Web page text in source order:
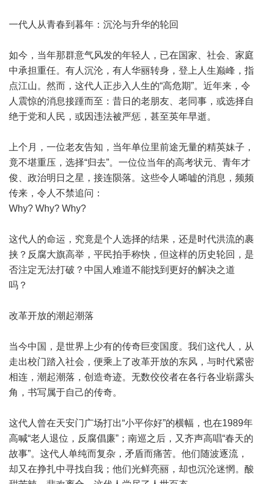
一代人从青春到暮年：沉沦与升华的轮回
如今，当年那群意气风发的年轻人，已在国家、社会、家庭
中承担重任。有人沉沦，有人华丽转身，登上人生巅峰，指
点江山。然而，这代人正步入人生的“高危期”。近年来，令
人震惊的消息接踵而至：昔日的老朋友、老同事，或选择自
绝于党和人民，或因违法被严惩，甚至英年早逝。
上个月，一位老友告知，当年单位里前途无量的精英妹子，
竟不堪重压，选择“归去”。一位位当年的高考状元、青年才
俊、政治明日之星，接连陨落。这些令人唏嘘的消息，频频
传来，令人不禁追问：
Why? Why? Why?
这代人的命运，究竟是个人选择的结果，还是时代洪流的裹
挟？反腐大旗高举，平民拍手称快，但这样的历史轮回，是
否注定无法打破？中国人难道不能找到更好的解决之道
吗？
改革开放的潮起潮落
当今中国，是世界上少有的传奇巨变国度。我们这代人，从
走出校门踏入社会，便乘上了改革开放的东风，与时代紧密
相连，潮起潮落，创造奇迹。无数佼佼者在各行各业崭露头
角，书写属于自己的传奇。
这代人曾在天安门广场打出“小平你好”的横幅，也在1989年
高喊“老人退位，反腐倡廉”；南巡之后，又齐声高唱“春天的
故事”。这代人单纯而复杂，矛盾而痛苦。他们随波逐流，
却又在挣扎中寻找自我；他们光鲜亮丽，却也沉沦迷惘。酸